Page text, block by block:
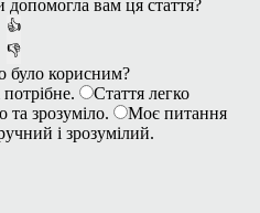
допомогла вам ця стаття?
👍
👎
було корисним?
Стаття легко
та зрозуміло.
Моє питання
і зрозумілий.